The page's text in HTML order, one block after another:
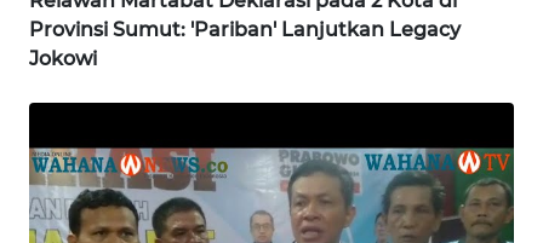
Provinsi Sumut: 'Pariban' Lanjutkan Legacy
Jokowi
WN
LAMPUNG
WN
NUSANTARA